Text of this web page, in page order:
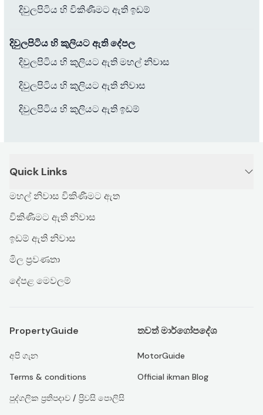
දිවුලපිටිය හි විකිණීමට ඇති ඉඩම්
දිවුලපිටිය හි කුලියට ඇති දේපල
දිවුලපිටිය හි කුලියට ඇති මහල් නිවාස
දිවුලපිටිය හි කුලියට ඇති නිවාස
දිවුලපිටිය හි කුලියට ඇති ඉඩම්
Quick Links
මහල් නිවාස විකිණීමට ඇත
විකිණීමට ඇති නිවාස
ඉඩම් ඇති නිවාස
මිල ප්‍රවණතා
දේපළ මෙවලම්
PropertyGuide
අපි ගැන
Terms & conditions
පුද්ගලික ප්‍රතිපදාව / ප්‍රිවසි පොලිසි
තවත් මාර්ගෝපදේශ
MotorGuide
Official ikman Blog